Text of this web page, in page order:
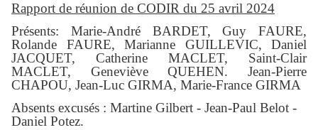
Rapport de réunion de CODIR du 25 avril 2024
Présents: Marie-André BARDET, Guy FAURE,
Rolande FAURE, Marianne GUILLEVIC, Daniel
JACQUET, Catherine MACLET, Saint-Clair
MACLET, Geneviève QUEHEN. Jean-Pierre
CHAPOU, Jean-Luc GIRMA, Marie-France GIRMA
Absents excusés : Martine Gilbert - Jean-Paul Belot -
Daniel Potez.